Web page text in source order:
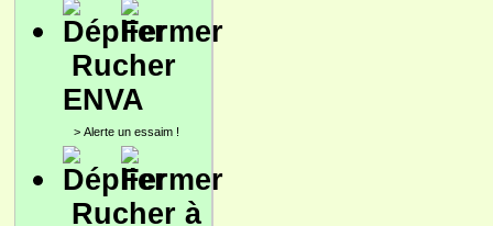
Rucher
ENVA
> Alerte un essaim !
Rucher à